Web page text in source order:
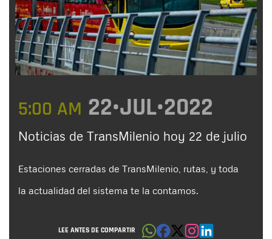
5:00 AM 22•JUL•2022
Noticias de TransMilenio hoy 22 de julio
Estaciones cerradas de TransMilenio, rutas, y toda
la actualidad del sistema te la contamos.
LEE ANTES DE COMPARTIR